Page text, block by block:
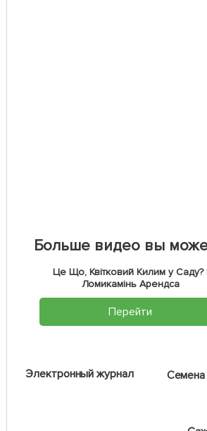
Больше видео вы
Це Що, Квітковий Килим у Саду?
Ломикамінь Арендса
Перейти
Электронный журнал
Семена